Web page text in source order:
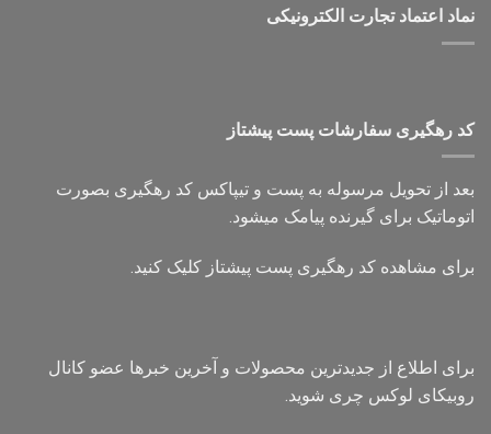
نماد اعتماد تجارت الكترونیكی
کد رهگیری سفارشات پست پیشتاز
بعد از تحویل مرسوله به پست و تیپاکس کد رهگیری بصورت
اتوماتیک برای گیرنده پیامک میشود.
برای مشاهده کد رهگیری پست پیشتاز کلیک کنید.
برای اطلاع از جدیدترین محصولات و آخرین خبرها عضو کانال
روبیکای لوکس چری شوید.